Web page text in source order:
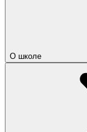
О школе